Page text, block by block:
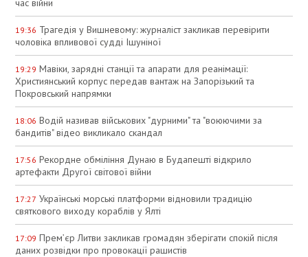
час війни
19:36 Трагедія у Вишневому: журналіст закликав перевірити
чоловіка впливової судді Ішуніної
19:29 Мавіки, зарядні станції та апарати для реанімації:
Християнський корпус передав вантаж на Запорізький та
Покровський напрямки
18:06 Водій називав військових "дурними" та "воюючими за
бандитів" відео викликало скандал
17:56 Рекордне обміління Дунаю в Будапешті відкрило
артефакти Другої світової війни
17:27 Українські морські платформи відновили традицію
святкового виходу кораблів у Ялті
17:09 Прем’єр Литви закликав громадян зберігати спокій після
даних розвідки про провокації рашистів